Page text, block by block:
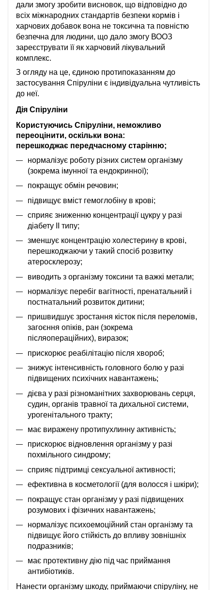
дали змогу зробити висновок, що відповідно до
всіх міжнародних стандартів безпеки кормів і
харчових добавок вона не токсична та повністю
безпечна для людини, що дало змогу ВООЗ
зареєструвати її як харчовий лікувальний
комплекс.
З огляду на це, єдиною протипоказанням до
застосування Спіруліни є індивідуальна чутливість
до неї.
Дія Спіруліни
Користуючись Спіруліни, неможливо
переоцінити, оскільки вона:
перешкоджає передчасному старінню;
нормалізує роботу різних систем організму
(зокрема імунної та ендокринної);
покращує обмін речовин;
підвищує вміст гемоглобіну в крові;
сприяє зниженню концентрації цукру у разі
діабету II типу;
зменшує концентрацію холестерину в крові,
перешкоджаючи у такий спосіб розвитку
атеросклерозу;
виводить з організму токсини та важкі метали;
нормалізує перебіг вагітності, пренатальний і
постнатальний розвиток дитини;
пришвидшує зростання кісток після переломів,
загоєння опіків, ран (зокрема
післяопераційних), виразок;
прискорює реабілітацію після хвороб;
знижує інтенсивність головного болю у разі
підвищених психічних навантажень;
дієва у разі різноманітних захворювань серця,
судин, органів травної та дихальної системи,
урогенітального тракту;
має виражену протипухлинну активність;
прискорює відновлення організму у разі
похмільного синдрому;
сприяє підтримці сексуальної активності;
ефективна в косметології (для волосся і шкіри);
покращує стан організму у разі підвищених
розумових і фізичних навантажень;
нормалізує психоемоційний стан організму та
підвищує його стійкість до впливу зовнішніх
подразників;
має протективну дію під час приймання
антибіотиків.
Нанести організму шкоду, приймаючи спіруліну, не